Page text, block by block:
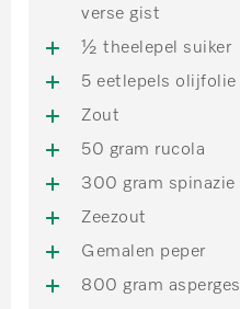
verse gist
½ theelepel suiker
5 eetlepels olijfolie
Zout
50 gram rucola
300 gram spinazie
Zeezout
Gemalen peper
800 gram asperges